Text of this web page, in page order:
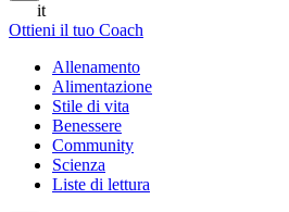
it
Ottieni il tuo Coach
Allenamento
Alimentazione
Stile di vita
Benessere
Community
Scienza
Liste di lettura